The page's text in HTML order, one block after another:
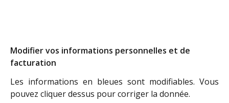
Modifier vos informations personnelles et de
facturation
Les informations en bleues sont modifiables. Vous
pouvez cliquer dessus pour corriger la donnée.